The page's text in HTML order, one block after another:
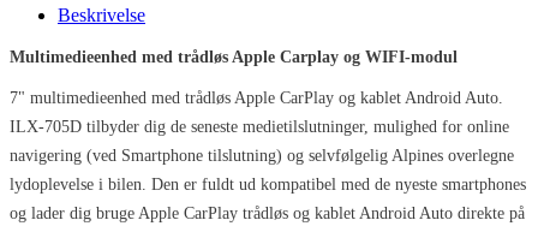
Beskrivelse
Multimedieenhed med trådløs Apple Carplay og WIFI-modul
7" multimedieenhed med trådløs Apple CarPlay og kablet Android Auto.
ILX-705D tilbyder dig de seneste medietilslutninger, mulighed for online
navigering (ved Smartphone tilslutning) og selvfølgelig Alpines overlegne
lydoplevelse i bilen. Den er fuldt ud kompatibel med de nyeste smartphones
og lader dig bruge Apple CarPlay trådløs og kablet Android Auto direkte på